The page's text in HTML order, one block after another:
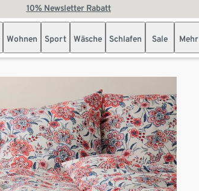
10% Newsletter Rabatt
Wohnen Sport Wäsche Schlafen Sale Mehr